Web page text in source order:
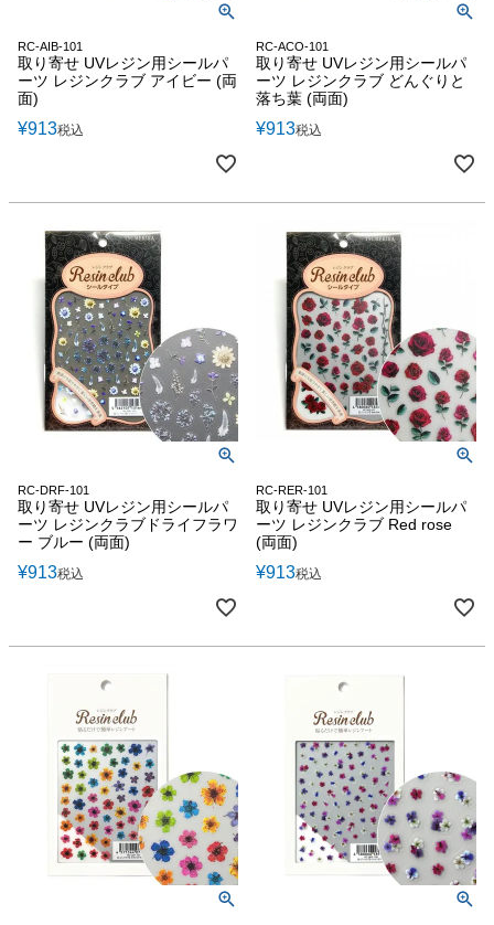
RC-AIB-101
取り寄せ UVレジン用シールパ
ーツ レジンクラブ アイビー (両
面)
¥913税込
RC-ACO-101
取り寄せ UVレジン用シールパ
ーツ レジンクラブ どんぐりと
落ち葉 (両面)
¥913税込
RC-DRF-101
取り寄せ UVレジン用シールパ
ーツ レジンクラブドライフラワ
ー ブルー (両面)
¥913税込
RC-RER-101
取り寄せ UVレジン用シールパ
ーツ レジンクラブ Red rose
(両面)
¥913税込